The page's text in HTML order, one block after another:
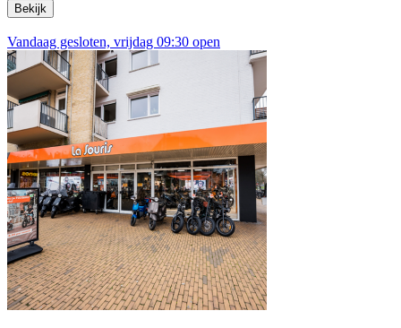
Bekijk
Vandaag gesloten, vrijdag 09:30 open